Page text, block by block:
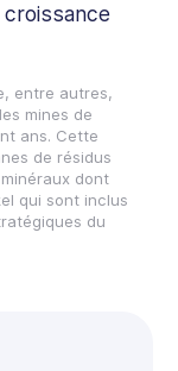
croissance
entre autres,
mines de
ans. Cette
de résidus
dont
qui sont inclus
du